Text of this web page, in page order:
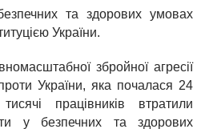
та здорових умовах
України.
збройної агресії
України, яка почалася 24
працівників втратили
у безпечних та здорових